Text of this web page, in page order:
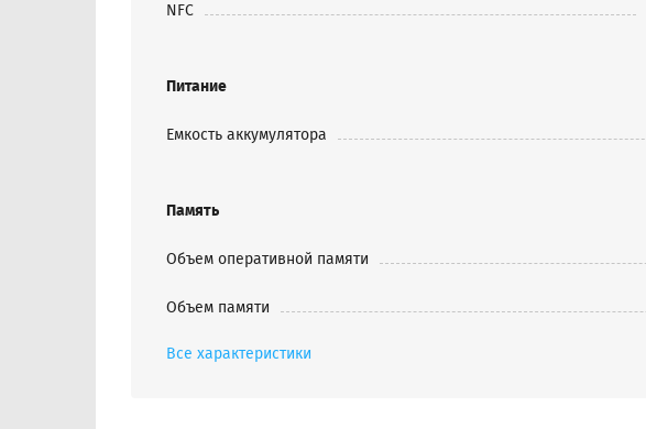
NFC
Питание
Емкость аккумулятора
Память
Объем оперативной памяти
Объем памяти
Все характеристики